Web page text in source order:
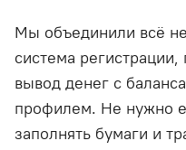
Мы объединили всё
система
вывод денег с
профилем. Не нужно
заполнять бумаги и